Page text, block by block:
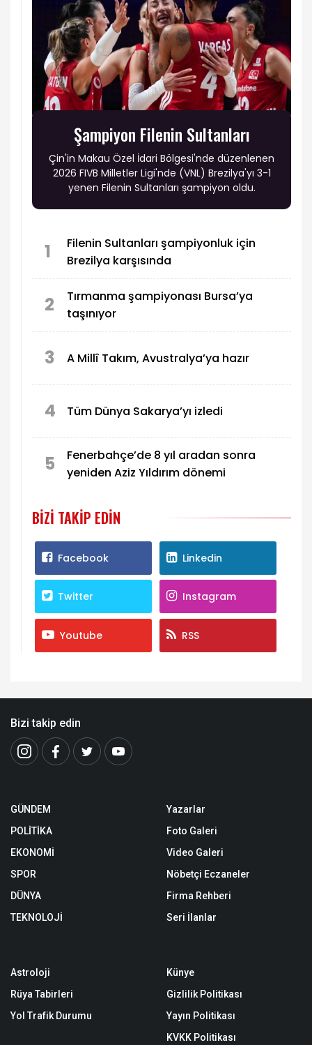
Şampiyon Filenin Sultanları
Çin'in Makau Özel İdari Bölgesi'nde düzenlenen
2026 FIVB Milletler Ligi'nde (VNL) Brezilya'yı 3-1
yenen Filenin Sultanları şampiyon oldu.
1
Filenin Sultanları şampiyonluk için
Brezilya karşısında
2
Tırmanma şampiyonası Bursa’ya
taşınıyor
3 A Millî Takım, Avustralya’ya hazır
4 Tüm Dünya Sakarya’yı izledi
5
Fenerbahçe’de 8 yıl aradan sonra
yeniden Aziz Yıldırım dönemi
BIZI TAKIP EDIN
Facebook Linkedin
Twitter Instagram
Youtube RSS
Bizi takip edin
GÜNDEM
POLİTİKA
EKONOMİ
SPOR
DÜNYA
TEKNOLOJİ
Yazarlar
Foto Galeri
Video Galeri
Nöbetçi Eczaneler
Firma Rehberi
Seri İlanlar
Astroloji
Rüya Tabirleri
Yol Trafik Durumu
Künye
Gizlilik Politikası
Yayın Politikası
KVKK Politikası